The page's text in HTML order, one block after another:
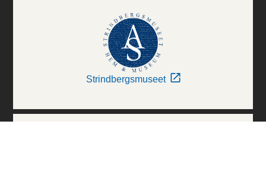
Strindbergsmuseet